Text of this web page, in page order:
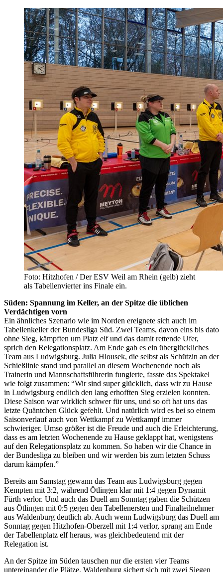
Foto: Hitzhofen / Der ESV Weil am Rhein (gelb) zieht
als Tabellenvierter ins Finale ein.
Süden: Spannung im Keller, an der Spitze die üblichen
Verdächtigen vorn
Ein ähnliches Szenario wie im Norden ereignete sich auch im
Tabellenkeller der Bundesliga Süd. Zwei Teams, davon eins bis dato
ohne Sieg, kämpften um Platz elf und das damit rettende Ufer,
sprich den Relegationsplatz. Am Ende gab es ein überglückliches
Team aus Ludwigsburg. Julia Hlousek, die selbst als Schützin an der
Schießlinie stand und parallel an diesem Wochenende noch als
Trainerin und Mannschaftsführerin fungierte, fasste das Spektakel
wie folgt zusammen: “Wir sind super glücklich, dass wir zu Hause
in Ludwigsburg endlich den lang erhofften Sieg erzielen konnten.
Diese Saison war wirklich schwer für uns, und so oft hat uns das
letzte Quäntchen Glück gefehlt. Und natürlich wird es bei so einem
Saisonverlauf auch von Wettkampf zu Wettkampf immer
schwieriger. Umso größer ist die Freude und auch die Erleichterung,
dass es am letzten Wochenende zu Hause geklappt hat, wenigstens
auf den Relegationsplatz zu kommen. So haben wir die Chance in
der Bundesliga zu bleiben und wir werden bis zum letzten Schuss
darum kämpfen.”
Bereits am Samstag gewann das Team aus Ludwigsburg gegen
Kempten mit 3:2, während Ötlingen klar mit 1:4 gegen Dynamit
Fürth verlor. Und auch das Duell am Sonntag gaben die Schützen
aus Ötlingen mit 0:5 gegen den Tabellenersten und Finalteilnehmer
aus Waldenburg deutlich ab. Auch wenn Ludwigsburg das Duell am
Sonntag gegen Hitzhofen-Oberzell mit 1:4 verlor, sprang am Ende
der Tabellenplatz elf heraus, was gleichbedeutend mit der
Relegation ist.
An der Spitze im Süden tauschen nur die ersten vier Teams
untereinander die Plätze. Waldenburg sichert sich mit zwei Siegen